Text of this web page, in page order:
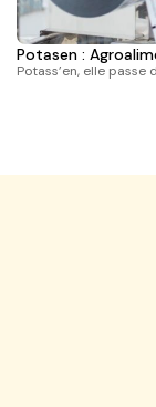
Potasen :
Potass’en, elle